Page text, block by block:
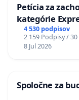
Petícia za
kategórie
stanici Púchov
4 530 podpisov
2 159 Podpisy /
8 Jul 2026
Spoločne za